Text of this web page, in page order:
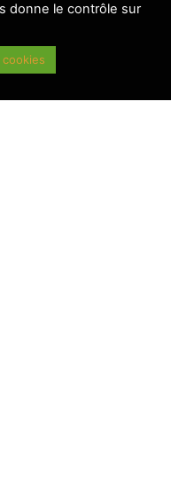
2026-2027
donne le contrôle sur